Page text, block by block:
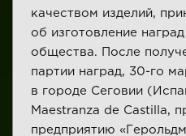
качеством изделий,
об изготовление
общества. После
партии наград, 30-го
в городе Сеговии
Maestranza de Castilla,
предприятию